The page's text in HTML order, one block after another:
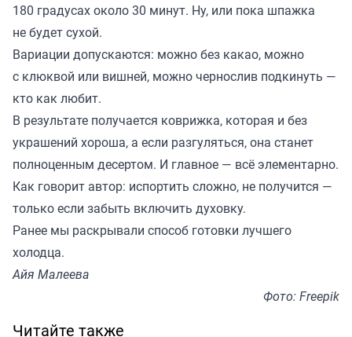
180 градусах около 30 минут. Ну, или пока шпажка
не будет сухой.
Вариации допускаются: можно без какао, можно
с клюквой или вишней, можно чернослив подкинуть —
кто как любит.
В результате получается коврижка, которая и без
украшений хороша, а если разгуляться, она станет
полноценным десертом. И главное — всё элементарно.
Как говорит автор: испортить сложно, не получится —
только если забыть включить духовку.
Ранее мы раскрывали способ готовки лучшего
холодца.
Айя Малеева
Фото: Freepik
Читайте также